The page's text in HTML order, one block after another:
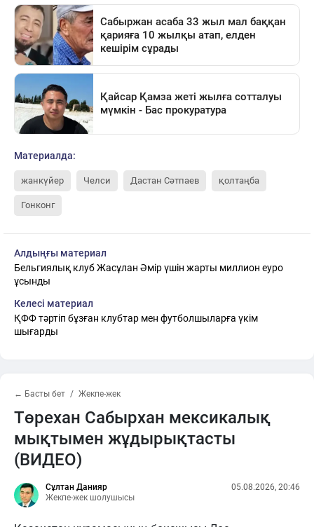
Материалда:
жанкүйер Челси Дастан Сәтпаев қолтаңба
Гонконг
Алдыңғы материал
Бельгиялық клуб Жасұлан Әмір үшін жарты миллион еуро
ұсынды
Келесі материал
ҚФФ тәртіп бұзған клубтар мен футболшыларға үкім
шығарды
← Басты бет Жекпе-жек
Төрехан Сабырхан мексикалық
мықтымен жұдырықтасты
(ВИДЕО)
Сұлтан Данияр
Жекпе-жек шолушысы
05.08.2026, 20:46